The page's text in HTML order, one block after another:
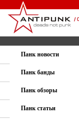
Панк новости
Панк банды
Панк обзоры
Панк статьи